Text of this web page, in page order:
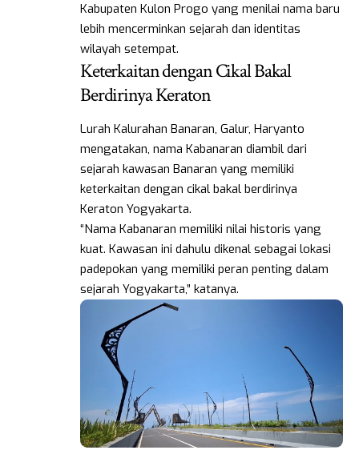
Kabupaten Kulon Progo yang menilai nama baru
lebih mencerminkan sejarah dan identitas
wilayah setempat.
Keterkaitan dengan Cikal Bakal
Berdirinya Keraton
Lurah Kalurahan Banaran, Galur, Haryanto
mengatakan, nama Kabanaran diambil dari
sejarah kawasan Banaran yang memiliki
keterkaitan dengan cikal bakal berdirinya
Keraton Yogyakarta.
“Nama Kabanaran memiliki nilai historis yang
kuat. Kawasan ini dahulu dikenal sebagai lokasi
padepokan yang memiliki peran penting dalam
sejarah Yogyakarta,” katanya.